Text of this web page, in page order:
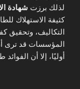
لذلك برزت شهادة الايزو
كثيفة الاستهلاك
التكاليف، وتحقيق
المؤسسات قد ترى
أوليًا، إلا أن